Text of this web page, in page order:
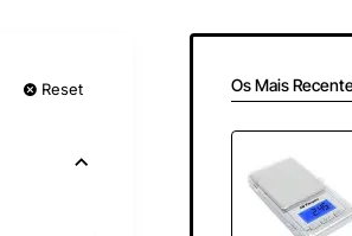
Reset Os Mais